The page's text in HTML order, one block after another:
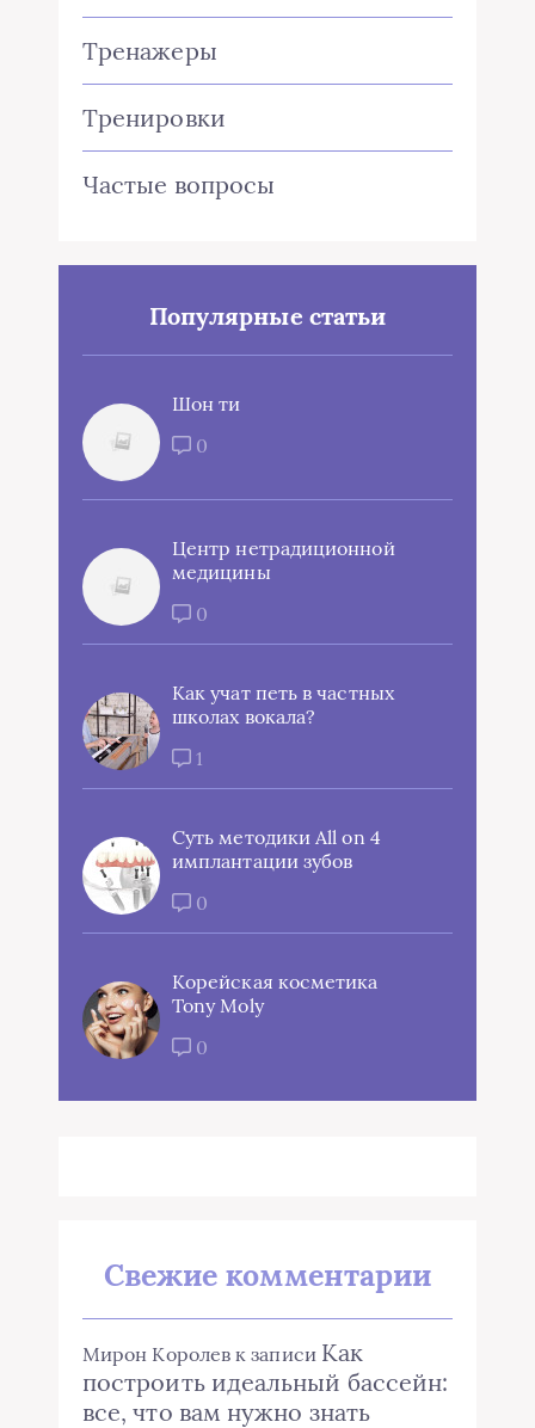
Тренажеры
Тренировки
Частые вопросы
Популярные статьи
Шон ти
0
Центр нетрадиционной
медицины
0
Как учат петь в частных
школах вокала?
1
Суть методики All on 4
имплантации зубов
0
Корейская косметика
Tony Moly
0
Свежие комментарии
Мирон Королев к записи Как
построить идеальный бассейн:
все, что вам нужно знать